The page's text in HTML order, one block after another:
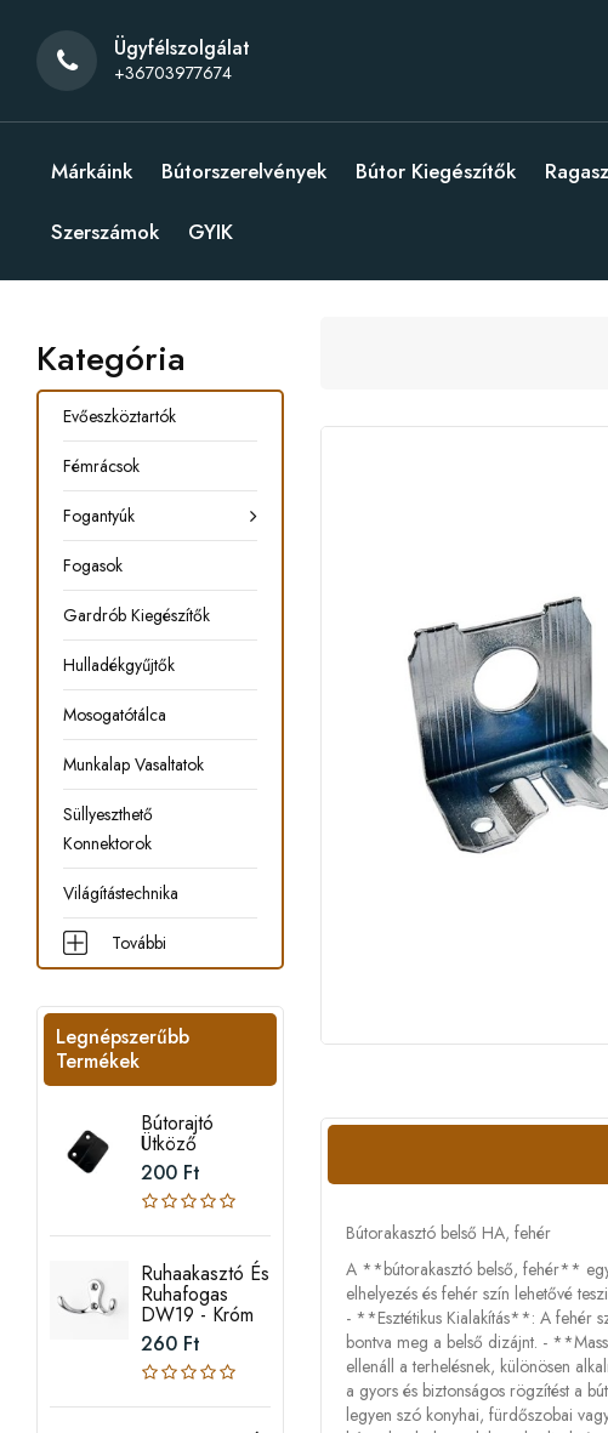
Ügyfélszolgálat
+36703977674
Márkáink Bútorszerelvények Bútor Kiegészítők
Szerszámok GYIK
Kategória
Evőeszköztartók
Fémrácsok
Fogantyúk
Fogasok
Gardrób Kiegészítők
Hulladékgyűjtők
Mosogatótálca
Munkalap Vasaltatok
Süllyeszthető
Konnektorok
Világítástechnika
További
Legnépszerűbb
Termékek
Bútorajtó
Ütköző
200 Ft
Ruhaakasztó És
Ruhafogas
DW19 - Króm
260 Ft
Bútorakasztó belső HA, fehér
A **bútorakasztó belső, fehér** egy
elhelyezés és fehér szín lehetővé
- **Esztétikus Kialakítás**: A fehér
bontva meg a belső dizájnt. -
ellenáll a terhelésnek, különösen
a gyors és biztonságos rögzítést a
legyen szó konyhai, fürdőszobai